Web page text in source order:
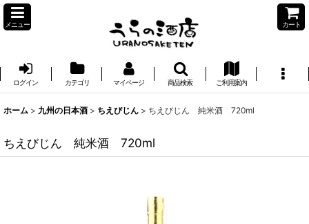
メニュー カート
ログイン カテゴリ マイページ 商品検索 ご利用案内
ホーム > 九州の日本酒 > ちえびじん > ちえびじん 純米酒 720ml
ちえびじん 純米酒 720ml